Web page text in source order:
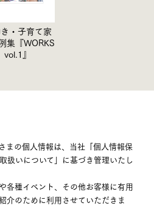
・子育て家
集『WORKS
vol.1』
まの個人情報は、当社「個人情報保
扱いについて」に基づき管理いたし
各種イベント、その他お客様に有用
介のために利用させていただきま